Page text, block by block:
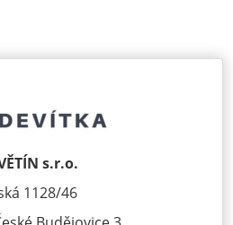
s.r.o.
1128/46